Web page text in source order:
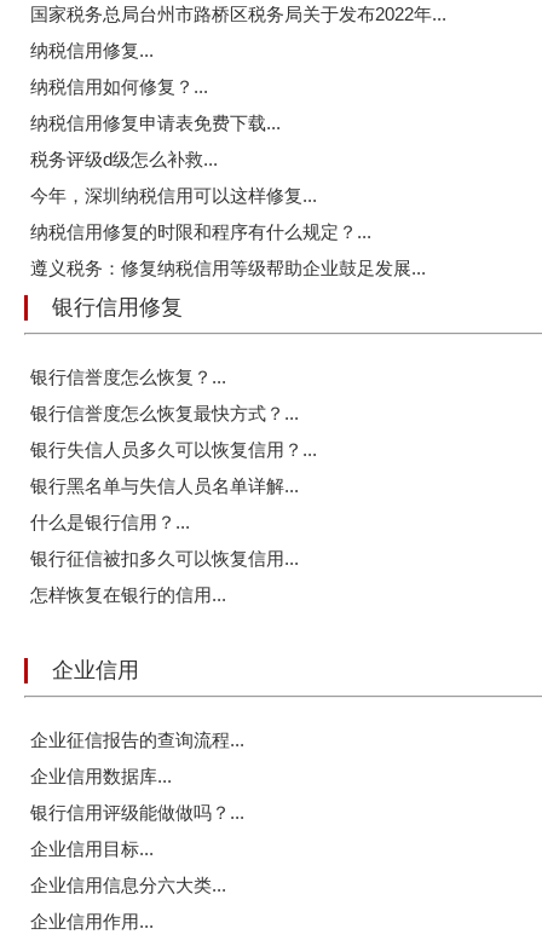
国家税务总局台州市路桥区税务局关于发布2022年...
纳税信用修复...
纳税信用如何修复？...
纳税信用修复申请表免费下载...
税务评级d级怎么补救...
今年，深圳纳税信用可以这样修复...
纳税信用修复的时限和程序有什么规定？...
遵义税务：修复纳税信用等级帮助企业鼓足发展...
银行信用修复
银行信誉度怎么恢复？...
银行信誉度怎么恢复最快方式？...
银行失信人员多久可以恢复信用？...
银行黑名单与失信人员名单详解...
什么是银行信用？...
银行征信被扣多久可以恢复信用...
怎样恢复在银行的信用...
企业信用
企业征信报告的查询流程...
企业信用数据库...
银行信用评级能做做吗？...
企业信用目标...
企业信用信息分六大类...
企业信用作用...